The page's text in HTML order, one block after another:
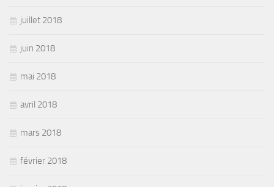
juillet 2018
juin 2018
mai 2018
avril 2018
mars 2018
février 2018